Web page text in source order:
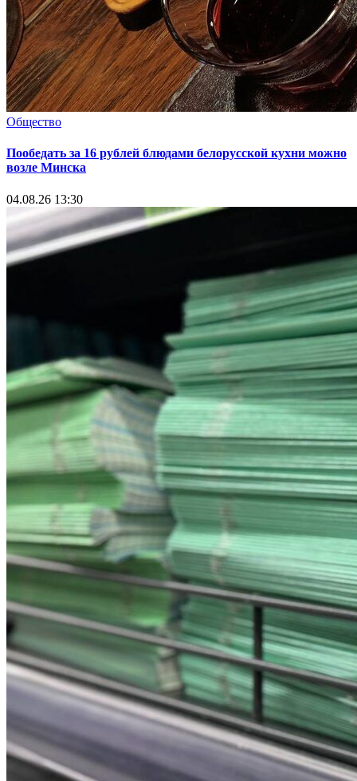
Общество
Пообедать за 16 рублей блюдами белорусской кухни можно
возле Минска
04.08.26 13:30